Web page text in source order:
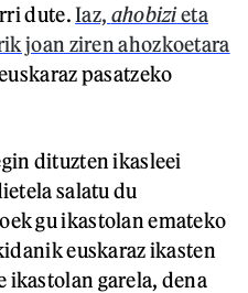
dute.Iaz, ahobizieta
joan ziren ahozkoetara
pasatzeko
dituzten ikasleei
salatu du
gu ikastolan emateko
euskaraz ikasten
ikastolan garela, dena